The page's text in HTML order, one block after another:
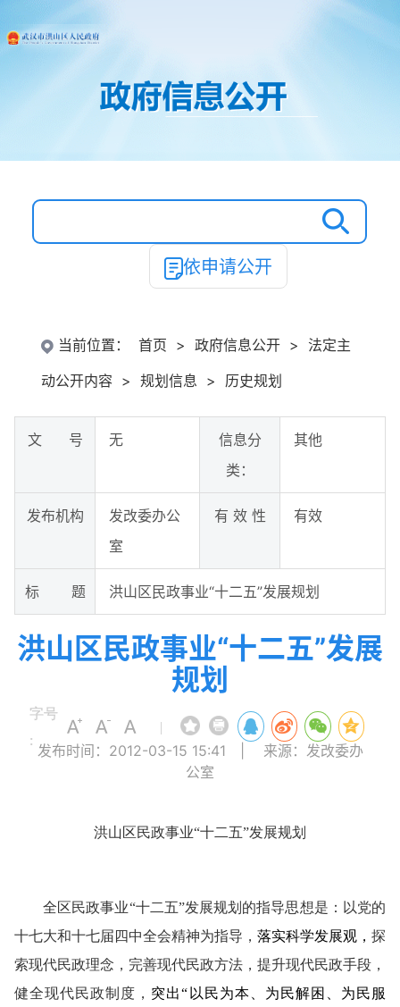
依申请公开
当前位置： 首页 > 政府信息公开 >
法定主
动公开内容 > 规划信息 > 历史规划
文 号 无
信息分
类：
其他
发布机构
发改委办公
室
有 效 性 有效
标 题 洪山区民政事业“十二五”发展规划
洪山区民政事业“十二五”发展
规划
字号
:
|
发布时间：2012-03-15 15:41
来源：发改委办
公室
洪山区民政事业“十二五”发展规划
全区民政事业“十二五”发展规划的指导思想是：以党的
十七大和十七届四中全会精神为指导， 落实科学发展观， 探
索现代民政理念，完善现代民政方法，提升现代民政手段，
健全现代民政制度， 突出“以民为本、为民解困、为民服